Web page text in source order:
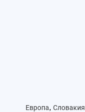
Европа, Словакия